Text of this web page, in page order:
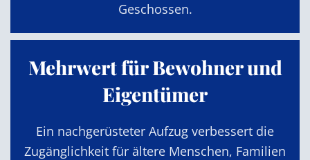
Geschossen.
Mehrwert für Bewohner und
Eigentümer
Ein nachgerüsteter Aufzug verbessert die
Zugänglichkeit für ältere Menschen, Familien